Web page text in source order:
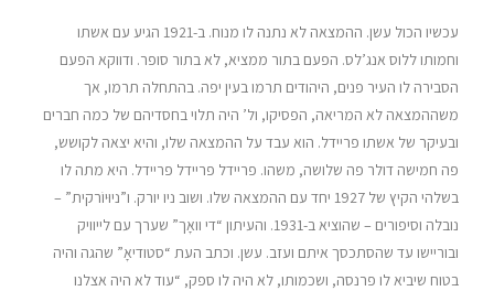
עכשיו הכול עשן. ההמצאה לא נתנה לו מנוח. ב-1921 הגיע עם אשתו
וחמותו ללוס אנג’לס. הפעם בתור ממציא, לא בתור סופר. ודווקא הפעם
הסבירה לו העיר פנים, היהודים תרמו בעין יפה. בהתחלה תרמו, אך
משההמצאה לא המריאה, הפסיקו, ול’ היה תלוי בחסדיהם של כמה חברים
ובעיקר של אשתו פריידל. הוא עבד על ההמצאה שלו, והיא יצאה לקושש,
פה חמישה דולר פה שלושה, משהו. פריידל פריידל פריידל. היא מתה לו
בשלהי הקיץ של 1927 יחד עם ההמצאה שלו. ושוב ניו יורק. ו”ניוּיוֹרקית” –
נובלה וסיפורים – שהוציא ב-1931. והעיתון “די וואָך” שערך עם לייוויק
ובוריישו עד שהסתכסך איתם ועזב. עשן. וכתב העת “סטודיאָ” שהגה והיה
בטוח שיביא לו פרנסה, ושכמותו, לא היה לו ספק, “עוד לא היה אצלנו